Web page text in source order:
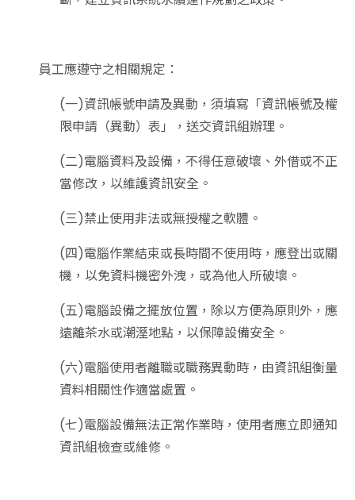
員工應遵守之相關規定：
(一)資訊帳號申請及異動，須填寫「資訊帳號及權
限申請（異動）表」，送交資訊組辦理。
(二)電腦資料及設備，不得任意破壞、外借或不正
當修改，以維護資訊安全。
(三)禁止使用非法或無授權之軟體。
(四)電腦作業結束或長時間不使用時，應登出或關
機，以免資料機密外洩，或為他人所破壞。
(五)電腦設備之擺放位置，除以方便為原則外，應
遠離茶水或潮溼地點，以保障設備安全。
(六)電腦使用者離職或職務異動時，由資訊組衡量
資料相關性作適當處置。
(七)電腦設備無法正常作業時，使用者應立即通知
資訊組檢查或維修。